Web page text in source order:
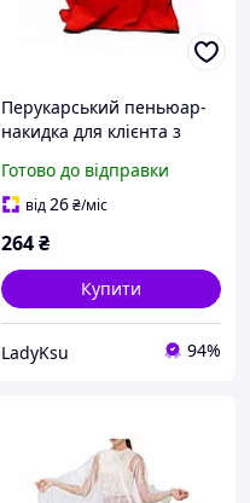
Перукарський пеньюар-
накидка для клієнта з
червона
Готово до відправки
від26₴/міс
264₴
Купити
LadyKsu 94%